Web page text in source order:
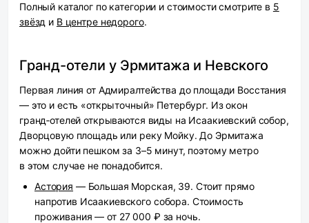
Полный каталог по категории и стоимости смотрите в 5
звёзд и В центре недорого.
Гранд-отели у Эрмитажа и Невского
Первая линия от Адмиралтейства до площади Восстания
— это и есть «открыточный» Петербург. Из окон
гранд‑отелей открываются виды на Исаакиевский собор,
Дворцовую площадь или реку Мойку. До Эрмитажа
можно дойти пешком за 3–5 минут, поэтому метро
в этом случае не понадобится.
Астория — Большая Морская, 39. Стоит прямо
напротив Исаакиевского собора. Стоимость
проживания — от 27 000 ₽ за ночь.